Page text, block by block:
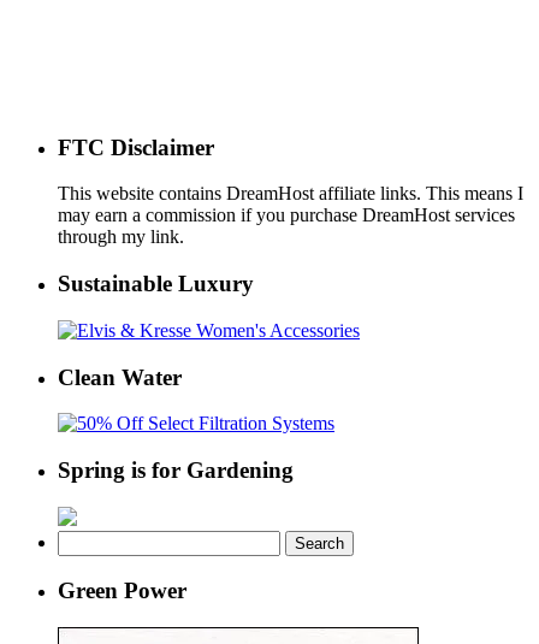
FTC Disclaimer
This website contains DreamHost affiliate links. This means I
may earn a commission if you purchase DreamHost services
through my link.
Sustainable Luxury
Clean Water
Spring is for Gardening
for:
Green Power